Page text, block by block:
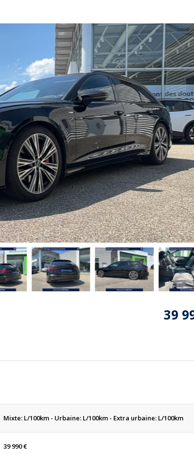
39
Mixte: L/100km - Urbaine: L/100km - Extra urbaine: L/100km
39 990€